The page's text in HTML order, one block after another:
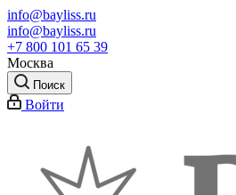
info@bayliss.ru
info@bayliss.ru
+7 800 101 65 39
Москва
Поиск
Войти